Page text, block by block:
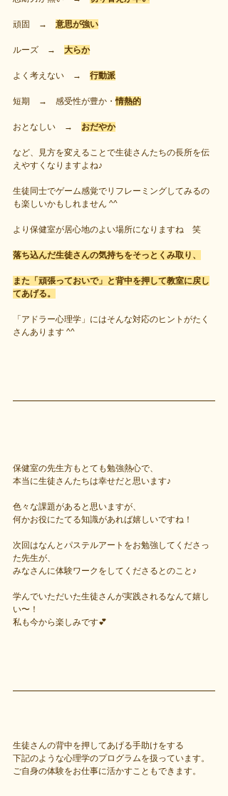
頑固　→ 意思が強い
ルーズ　→ 大らか
よく考えない　→ 行動派
短期　→　感受性が豊か・情熱的
おとなしい　→ おだやか
など、見方を変えることで生徒さんたちの長所を伝
えやすくなりますよね♪
生徒同士でゲーム感覚でリフレーミングしてみるの
も楽しいかもしれません ^^
より保健室が居心地のよい場所になりますね　笑
落ち込んだ生徒さんの気持ちをそっとくみ取り、
また「頑張っておいで」と背中を押して教室に戻し
てあげる。
「アドラー心理学」にはそんな対応のヒントがたく
さんあります ^^
保健室の先生方もとても勉強熱心で、
本当に生徒さんたちは幸せだと思います♪
色々な課題があると思いますが、
何かお役にたてる知識があれば嬉しいですね！
次回はなんとパステルアートをお勉強してくださっ
た先生が、
みなさんに体験ワークをしてくださるとのこと♪
学んでいただいた生徒さんが実践されるなんて嬉し
い〜！
私も今から楽しみです💕
生徒さんの背中を押してあげる手助けをする
下記のような心理学のプログラムを扱っています。
ご自身の体験をお仕事に活かすこともできます。